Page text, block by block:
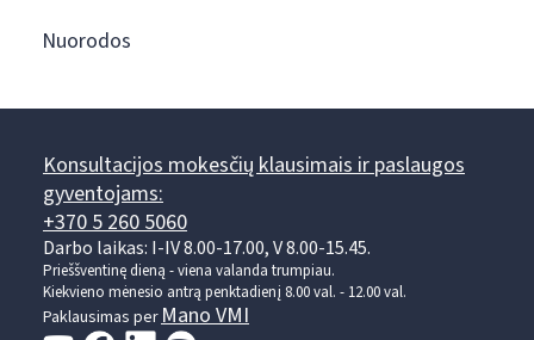
Nuorodos
Konsultacijos mokesčių klausimais ir paslaugos
gyventojams:
+370 5 260 5060
Darbo laikas: I-IV 8.00-17.00, V 8.00-15.45.
Prieššventinę dieną - viena valanda trumpiau.
Kiekvieno mėnesio antrą penktadienį 8.00 val. - 12.00 val.
Paklausimas per Mano VMI